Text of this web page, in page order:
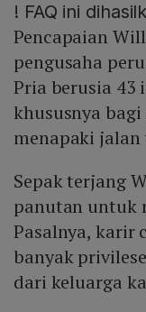
! FAQ ini
Pencapaian
pengusaha
Pria berusia 43
khususnya
menapaki jalan
Sepak terjang
panutan untuk
Pasalnya, karir
banyak
dari keluarga